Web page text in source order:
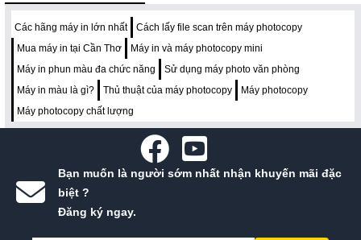
Các hãng máy in lớn nhất
Cách lấy file scan trên máy photocopy
Mua máy in tại Cần Thơ
Máy in và máy photocopy mini
Máy in phun màu đa chức năng
Sử dụng máy photo văn phòng
Máy in màu là gì?
Thủ thuật của máy photocopy
Máy photocopy
Máy photocopy chất lượng
Bạn muốn là người sớm nhất nhận khuyến mãi đặc
biệt ?
Đăng ký ngay.